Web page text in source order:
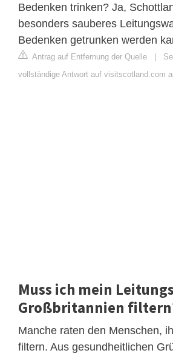
Bedenken trinken? Ja,
besonders sauberes
Bedenken getrunken werden
Antrag auf Entfernung der Quelle |
vollständige Antwort auf visitscotland.com
Muss ich mein
Großbritannien
Manche raten den Menschen,
filtern. Aus gesundheitlichen